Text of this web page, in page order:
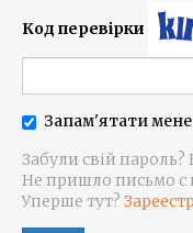
Код перевірки
Запам'ятати мене
Забули свій
Не пришло письмо с
Уперше тут?